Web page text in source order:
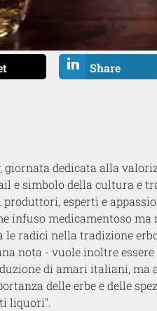
Share
dedicata alla
e simbolo della cultura e
esperti e
infuso medicamentoso
le radici nella tradizione
nota - vuole inoltre
di amari italiani, ma
delle erbe e delle
liquori".